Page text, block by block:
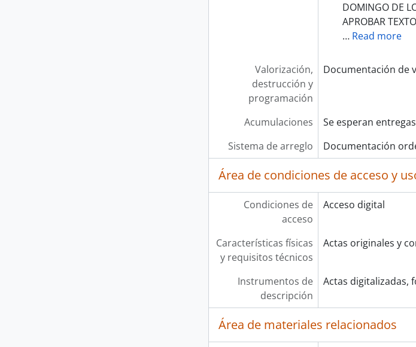
DOMINGO DE
APROBAR
… Read more
Valorización,
destrucción y
programación
Documentación de
Acumulaciones
Se esperan
Sistema de arreglo
Documentación
Área de condiciones de acceso y
Condiciones de
acceso
Acceso digital
Características físicas
y requisitos técnicos
Actas originales y
Instrumentos de
descripción
Actas digitalizadas,
Área de materiales relacionados